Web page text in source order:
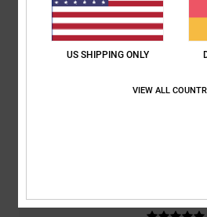
basierend auf1 verifizierten
100% unserer Kunden
Komfort
US SHIPPING ONLY
VIEW ALL